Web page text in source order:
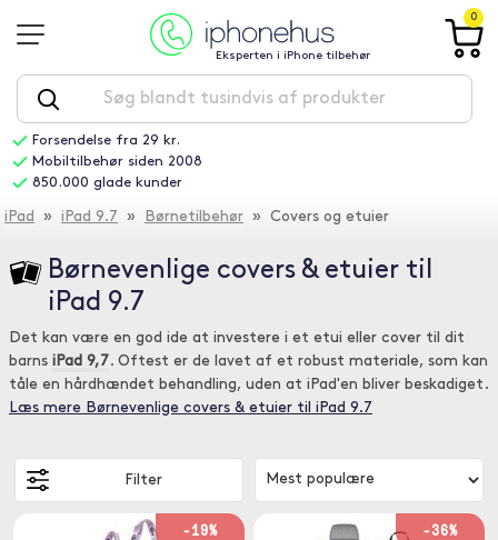
Eksperten i iPhone tilbehør
0
Forsendelse fra 29 kr.
Mobiltilbehør siden 2008
850.000 glade kunder
iPad » iPad 9.7 » Børnetilbehør » Covers og etuier
Børnevenlige covers & etuier til
iPad 9.7
Det kan være en god ide at investere i et etui eller cover til dit
barns iPad 9,7. Oftest er de lavet af et robust materiale, som kan
tåle en hårdhændet behandling, uden at iPad'en bliver beskadiget.
Læs mere Børnevenlige covers & etuier til iPad 9.7
Filter
-19% -36%